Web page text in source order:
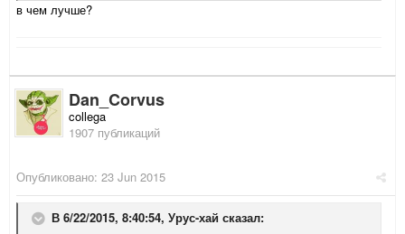
в чем лучше?
Dan_Corvus
collega
1907 публикаций
Опубликовано: 23 Jun 2015
В 6/22/2015, 8:40:54, Урус-хай сказал: